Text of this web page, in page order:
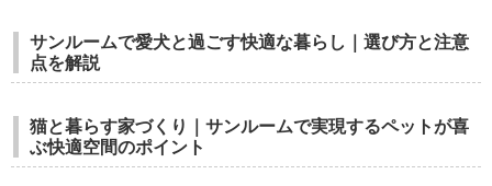
サンルームで愛犬と過ごす快適な暮らし｜選び方と注意
点を解説
猫と暮らす家づくり｜サンルームで実現するペットが喜
ぶ快適空間のポイント